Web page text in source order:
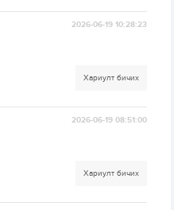
2026-06-19 10:28:23
Хариулт бичих
2026-06-19 08:51:00
Хариулт бичих